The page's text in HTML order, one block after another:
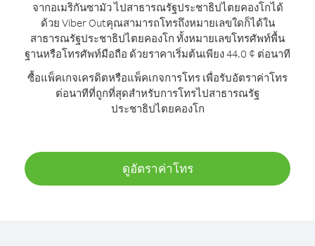
จากอเมริกันซามัว ไปสาธารณรัฐประชาธิปไตยคองโกได้
ด้วย Viber Outคุณสามารถโทรถึงหมายเลขใดก็ได้ใน
สาธารณรัฐประชาธิปไตยคองโก ทั้งหมายเลขโทรศัพท์พื้น
ฐานหรือโทรศัพท์มือถือ ด้วยราคาเริ่มต้นเพียง 44.0 ¢ ต่อนาที
ซื้อแพ็คเกจเครดิตหรือแพ็คเกจการโทร เพื่อรับอัตราค่าโทร
ต่อนาทีที่ถูกที่สุดสำหรับการโทรไปสาธารณรัฐ
ประชาธิปไตยคองโก
ดูอัตราค่าโทร